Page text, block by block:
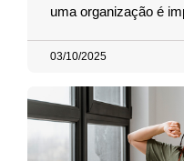
uma organização é
03/10/2025